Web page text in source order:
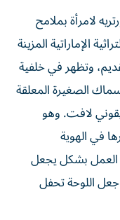
لامرأة بملامح
الإماراتية المزينة
وتظهر في خلفية
الصغيرة المعلقة
لافت. وهو
في الهوية
العمل بشكل يجعل
جعل اللوحة تحفل